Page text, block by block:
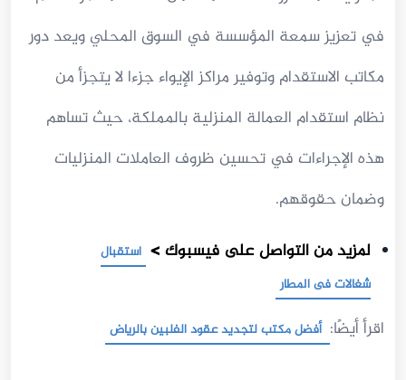
في تعزيز سمعة المؤسسة في السوق المحلي ويعد دور
مكاتب الاستقدام وتوفير مراكز الإيواء جزءا لا يتجزأ من
نظام استقدام العمالة المنزلية بالمملكة، حيث تساهم
هذه الإجراءات في تحسين ظروف العاملات المنزليات
وضمان حقوقهم.
لمزيد من التواصل على فيسبوك > استقبال
شغالات فى المطار
اقرأ أيضًا: أفضل مكتب لتجديد عقود الفلبين بالرياض